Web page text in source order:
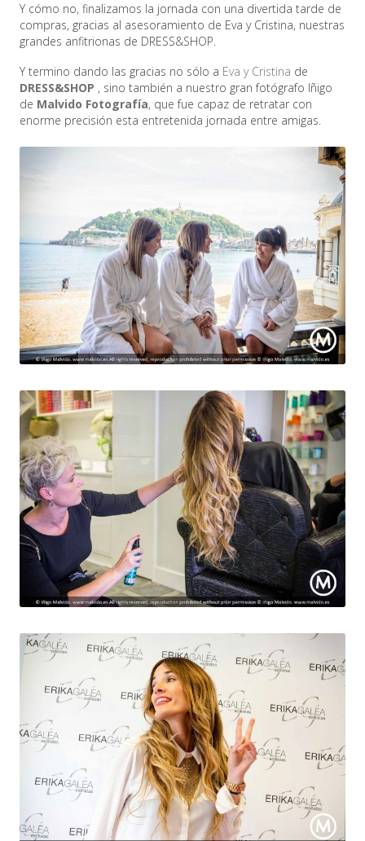
Y cómo no, finalizamos la jornada con una divertida tarde de
compras, gracias al asesoramiento de Eva y Cristina, nuestras
grandes anfitrionas de DRESS&SHOP.
Y termino dando las gracias no sólo a Eva y Cristina de
DRESS&SHOP , sino también a nuestro gran fotógrafo Iñigo
de Malvido Fotografía, que fue capaz de retratar con
enorme precisión esta entretenida jornada entre amigas.